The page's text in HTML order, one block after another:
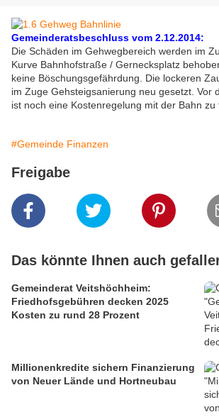
Gemeinderatsbeschluss vom 2.12.2014:
Die Schäden im Gehwegbereich werden im
Kurve Bahnhofstraße / Gernecksplatz
keine Böschungsgefährdung. Die lockeren
im Zuge Gehsteigsanierung neu gesetzt. Vor
ist noch eine Kostenregelung mit der Bahn zu
#Gemeinde Finanzen
Freigabe
Das könnte Ihnen auch
Gemeinderat Veitshöchheim:
Friedhofsgebühren decken 2025
Kosten zu rund 28 Prozent
Millionenkredite sichern Finanzierung
von Neuer Lände und Hortneubau